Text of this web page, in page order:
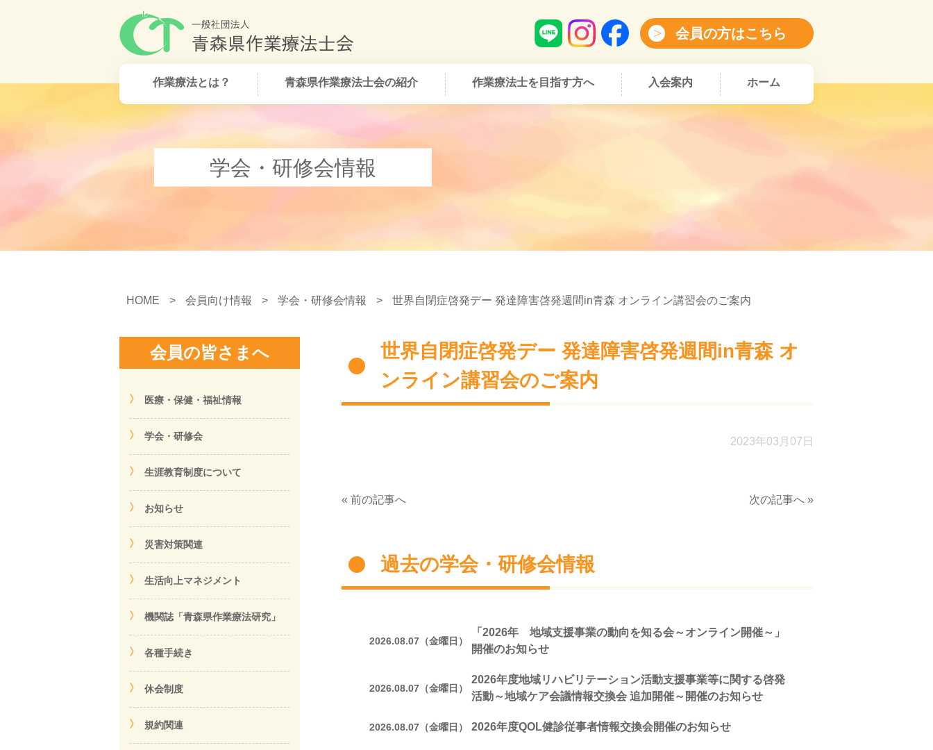
会員の方はこちら
作業療法とは？ 青森県作業療法士会の紹介 作業療法士を目指す方へ 入会案内 ホーム
学会・研修会情報
HOME > 会員向け情報 > 学会・研修会情報 > 世界自閉症啓発デー 発達障害啓発週間in青森 オンライン講習会のご案内
世界自閉症啓発デー 発達障害啓発週間in青森 オ
ンライン講習会のご案内
2023年03月07日
« 前の記事へ 次の記事へ »
過去の学会・研修会情報
2026.08.07（金曜日）
「2026年 地域支援事業の動向を知る会～オンライン開催～」
開催のお知らせ
2026.08.07（金曜日）
2026年度地域リハビリテーション活動支援事業等に関する啓発
活動～地域ケア会議情報交換会 追加開催～開催のお知らせ
2026.08.07（金曜日） 2026年度QOL健診従事者情報交換会開催のお知らせ
会員の皆さまへ
医療・保健・福祉情報
学会・研修会
生涯教育制度について
お知らせ
災害対策関連
生活向上マネジメント
機関誌「青森県作業療法研究」
各種手続き
休会制度
規約関連